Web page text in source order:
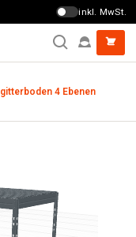
inkl. MwSt.
4 Ebenen